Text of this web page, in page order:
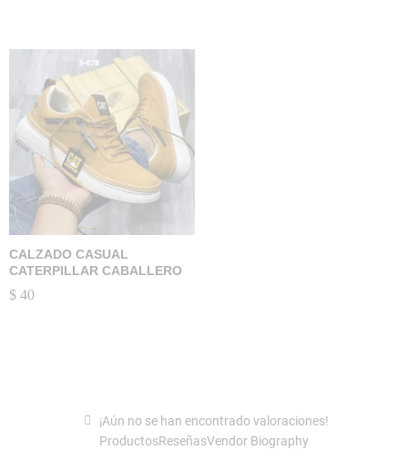
CALZADO CASUAL
CATERPILLAR CABALLERO
$ 40
¡Aún no se han encontrado valoraciones!
ProductosReseñasVendor Biography